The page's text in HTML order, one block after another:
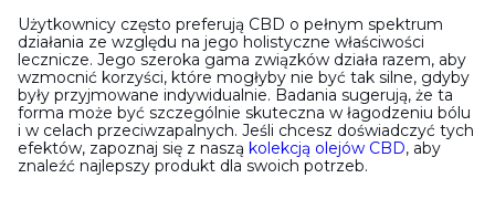
Użytkownicy często preferują CBD o pełnym spektrum
działania ze względu na jego holistyczne właściwości
lecznicze. Jego szeroka gama związków działa razem, aby
wzmocnić korzyści, które mogłyby nie być tak silne, gdyby
były przyjmowane indywidualnie. Badania sugerują, że ta
forma może być szczególnie skuteczna w łagodzeniu bólu
i w celach przeciwzapalnych. Jeśli chcesz doświadczyć tych
efektów, zapoznaj się z naszą kolekcją olejów CBD, aby
znaleźć najlepszy produkt dla swoich potrzeb.